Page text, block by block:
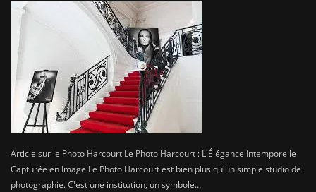
Article sur le Photo Harcourt Le Photo Harcourt : L'Élégance Intemporelle
Capturée en Image Le Photo Harcourt est bien plus qu'un simple studio de
photographie. C'est une institution, un symbole…